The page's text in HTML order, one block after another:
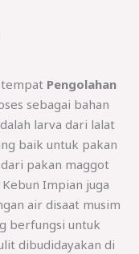
tempat Pengolahan
sebagai bahan
larva dari lalat
baik untuk pakan
pakan maggot
Impian juga
air disaat musim
berfungsi untuk
dibudidayakan di